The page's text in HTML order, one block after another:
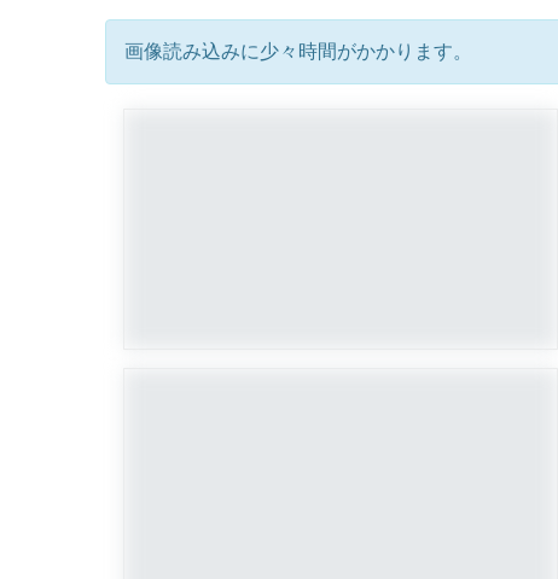
画像読み込みに少々時間がかかります。